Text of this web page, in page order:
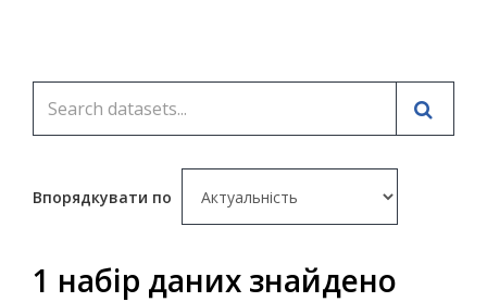
Впорядкувати по
1 набір даних знайдено